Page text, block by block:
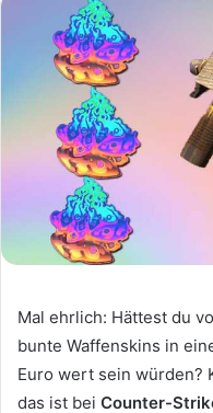
Mal ehrlich: Hättest du
bunte Waffenskins in
Euro wert sein würden?
das ist bei Counter-